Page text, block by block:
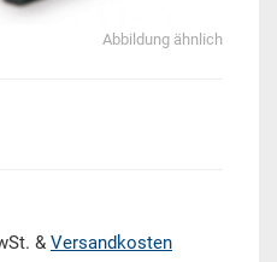
Abbildung ähnlich
& Versandkosten